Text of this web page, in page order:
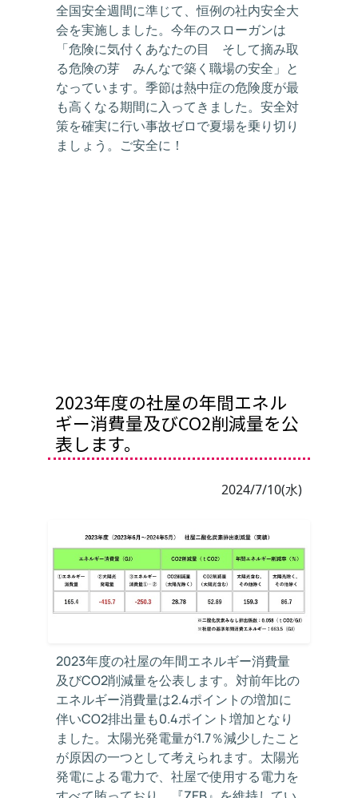
全国安全週間に準じて、恒例の社内安全大
会を実施しました。今年のスローガンは
「危険に気付くあなたの目 そして摘み取
る危険の芽 みんなで築く職場の安全」と
なっています。季節は熱中症の危険度が最
も高くなる期間に入ってきました。安全対
策を確実に行い事故ゼロで夏場を乗り切り
ましょう。ご安全に！
2023年度の社屋の年間エネル
ギー消費量及びCO2削減量を公
表します。
2024/7/10(水)
2023年度の社屋の年間エネルギー消費量
及びCO2削減量を公表します。対前年比の
エネルギー消費量は2.4ポイントの増加に
伴いCO2排出量も0.4ポイント増加となり
ました。太陽光発電量が1.7％減少したこと
が原因の一つとして考えられます。太陽光
発電による電力で、社屋で使用する電力を